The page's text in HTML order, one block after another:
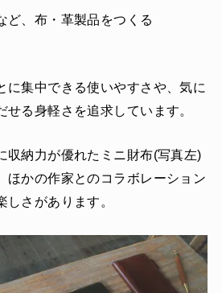
ど、布・革製品をつくる
に集中できる使いやすさや、気に
せる身軽さを追求しています。
収納力が優れたミニ財布(写真左)
ほかの作家とのコラボレーション
さがあります。